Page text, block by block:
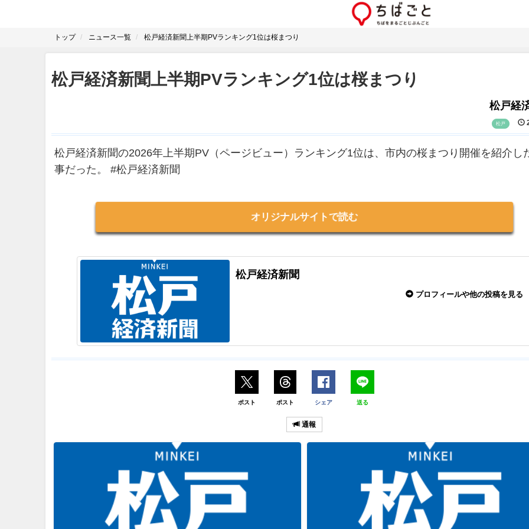
トップ ニュース一覧 松戸経済新聞上半期PVランキング1位は桜まつり
松戸経済新聞上半期PVランキング1位は桜まつり
松戸経
松戸
松戸経済新聞の2026年上半期PV（ページビュー）ランキング1位は、市内の桜まつり開催を紹介し
事だった。 #松戸経済新聞
オリジナルサイトで読む
松戸経済新聞
プロフィールや他の投稿を見る
ポスト ポスト シェア 送る
通報